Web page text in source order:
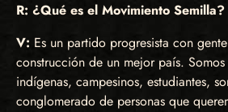
R: ¿Qué es el Movimiento Semilla?
V: Es un partido progresista con
construcción de un mejor país.
indígenas, campesinos, estudiantes,
conglomerado de personas que